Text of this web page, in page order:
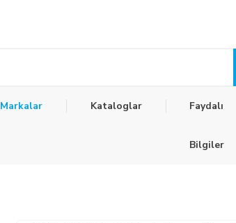
Markalar Kataloglar Faydalı
Bilgiler